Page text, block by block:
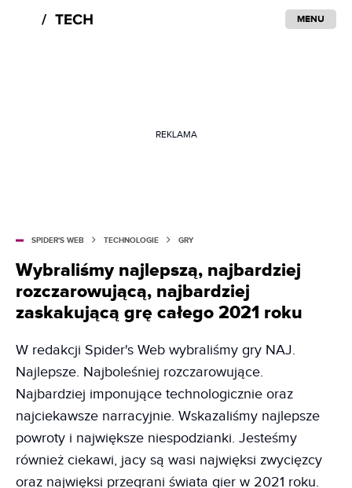
MENU
REKLAMA
SPIDER'S WEB TECHNOLOGIE GRY
Wybraliśmy najlepszą, najbardziej
rozczarowującą, najbardziej
zaskakującą grę całego 2021 roku
W redakcji Spider's Web wybraliśmy gry NAJ.
Najlepsze. Najboleśniej rozczarowujące.
Najbardziej imponujące technologicznie oraz
najciekawsze narracyjnie. Wskazaliśmy najlepsze
powroty i największe niespodzianki. Jesteśmy
również ciekawi, jacy są wasi najwięksi zwycięzcy
oraz najwięksi przegrani świata gier w 2021 roku.